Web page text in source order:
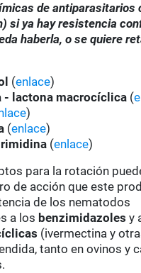
de antiparasitarios
si ya hay resistencia
haberla, o se quiere
(enlace)
- lactona macrocíclica (
)
(enlace)
(enlace)
para la rotación
de acción que este
de los nematodos
a los benzimidazoles y
(ivermectina y
tanto en ovinos y